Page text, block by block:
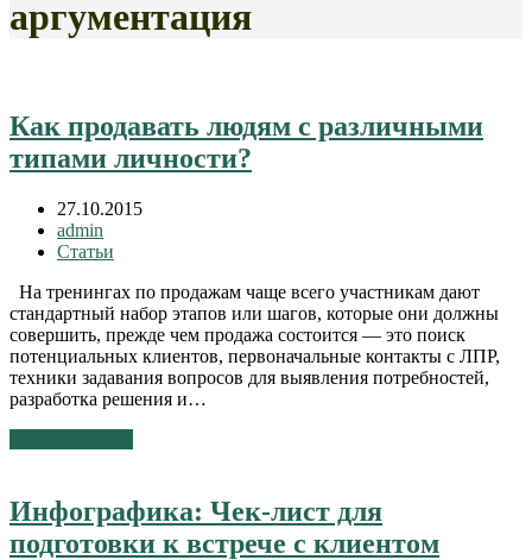
аргументация
Как продавать людям с различными
типами личности?
27.10.2015
admin
Статьи
На тренингах по продажам чаще всего участникам дают
стандартный набор этапов или шагов, которые они должны
совершить, прежде чем продажа состоится — это поиск
потенциальных клиентов, первоначальные контакты с ЛПР,
техники задавания вопросов для выявления потребностей,
разработка решения и…
Инфографика: Чек-лист для
подготовки к встрече с клиентом